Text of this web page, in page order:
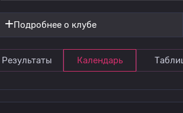
Подробнее о клубе
Результаты Календарь